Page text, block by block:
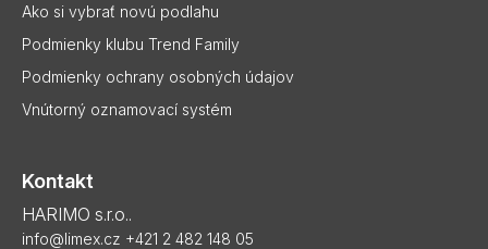
Ako si vybrať novú podlahu
Podmienky klubu Trend Family
Podmienky ochrany osobných údajov
Vnútorný oznamovací systém
Kontakt
HARIMO s.r.o..
info@limex.cz +421 2 482 148 05